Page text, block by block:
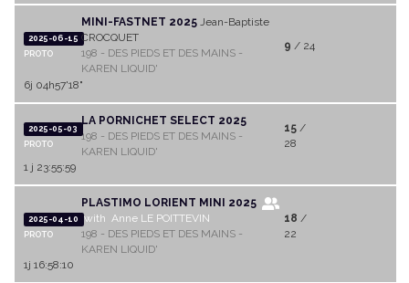
2025-06-15
PROTO
MINI-FASTNET 2025 Jean-Baptiste
CROCQUET
198 - DES PIEDS ET DES MAINS -
KAREN LIQUID'
9 / 24
6j 04h57'18"
2025-05-03
PROTO
LA PORNICHET SELECT 2025
198 - DES PIEDS ET DES MAINS -
KAREN LIQUID'
15/
28
1 j 23:55:59
2025-04-10
PROTO
PLASTIMO LORIENT MINI 2025
with Anne LE POITTEVIN
198 - DES PIEDS ET DES MAINS -
KAREN LIQUID'
18 /
22
1j 16:58:10